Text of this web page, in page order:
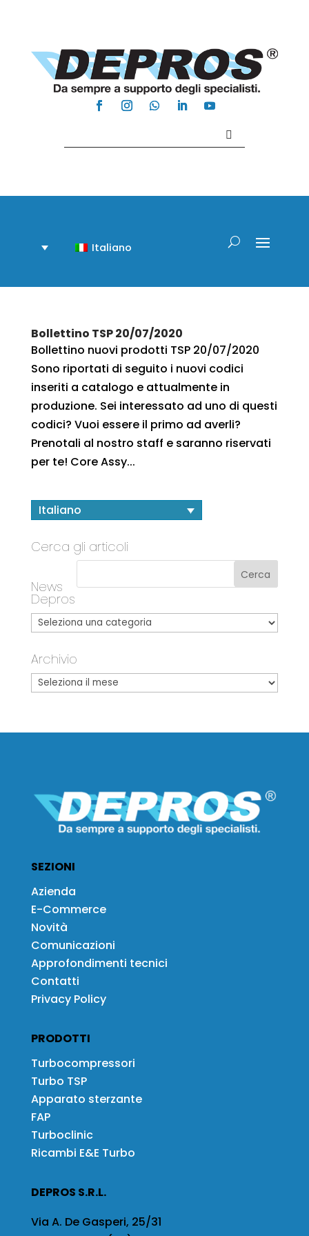
Italiano
Bollettino TSP 20/07/2020
Bollettino nuovi prodotti TSP 20/07/2020
Sono riportati di seguito i nuovi codici
inseriti a catalogo e attualmente in
produzione. Sei interessato ad uno di questi
codici? Vuoi essere il primo ad averli?
Prenotali al nostro staff e saranno riservati
per te! Core Assy...
Italiano
Cerca gli articoli
News
Depros
Archivio
SEZIONI
Azienda
E-Commerce
Novità
Comunicazioni
Approfondimenti tecnici
Contatti
Privacy Policy
PRODOTTI
Turbocompressori
Turbo TSP
Apparato sterzante
FAP
Turboclinic
Ricambi E&E Turbo
DEPROS S.R.L.
Via A. De Gasperi, 25/31